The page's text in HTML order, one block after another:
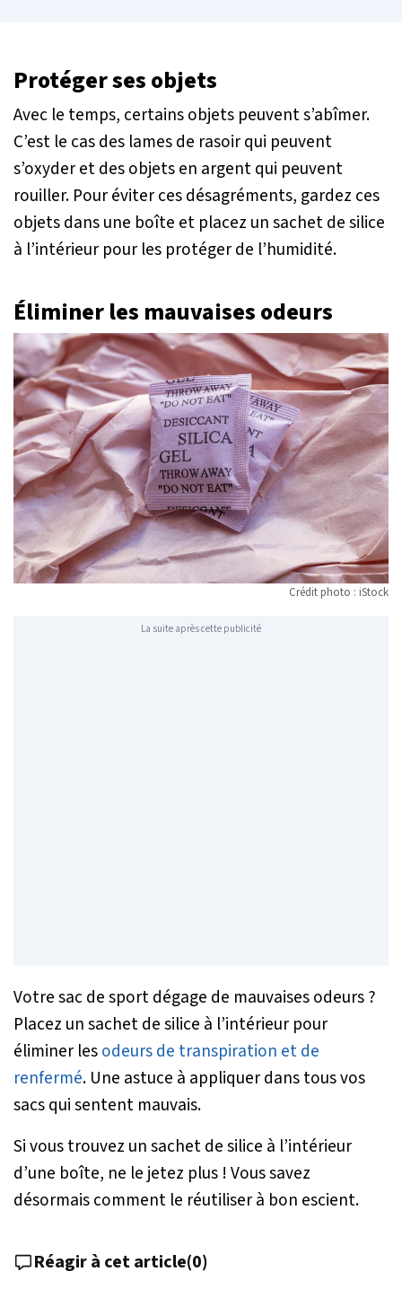
Protéger ses objets
Avec le temps, certains objets peuvent s’abîmer.
C’est le cas des lames de rasoir qui peuvent
s’oxyder et des objets en argent qui peuvent
rouiller. Pour éviter ces désagréments, gardez ces
objets dans une boîte et placez un sachet de silice
à l’intérieur pour les protéger de l’humidité.
Éliminer les mauvaises odeurs
Crédit photo : iStock
La suite après cette publicité
Votre sac de sport dégage de mauvaises odeurs ?
Placez un sachet de silice à l’intérieur pour
éliminer lesodeurs de transpiration et de
renfermé. Une astuce à appliquer dans tous vos
sacs qui sentent mauvais.
Si vous trouvez un sachet de silice à l’intérieur
d’une boîte, ne le jetez plus ! Vous savez
désormais comment le réutiliser à bon escient.
Réagir à cet article(0)